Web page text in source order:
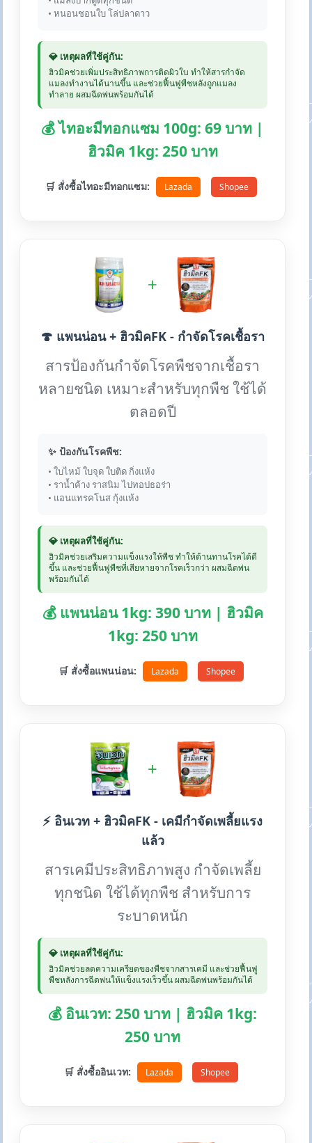
• หนอนชอนใบ โล่ปลาดาว
💎 เหตุผลที่ใช้คู่กัน:
ฮิวมิคช่วยเพิ่มประสิทธิภาพการติดผิวใบ ทำให้สารกำจัด
แมลงทำงานได้นานขึ้น และช่วยฟื้นฟูพืชหลังถูกแมลง
ทำลาย ผสมฉีดพ่นพร้อมกันได้
💰 ไทอะมีทอกแซม 100g: 69 บาท |
ฮิวมิค 1kg: 250 บาท
🛒 สั่งซื้อไทอะมีทอกแซม: Lazada Shopee
+
🍄 แพนน่อน + ฮิวมิคFK - กำจัดโรคเชื้อรา
สารป้องกันกำจัดโรคพืชจากเชื้อรา
หลายชนิด เหมาะสำหรับทุกพืช ใช้ได้
ตลอดปี
✨ ป้องกันโรคพืช:
• ใบไหม้ ใบจุด ใบติด กิ่งแห้ง
• ราน้ำค้าง ราสนิม ไปทอปธอร่า
• แอนแทรคโนส กุ้งแห้ง
💎 เหตุผลที่ใช้คู่กัน:
ฮิวมิคช่วยเสริมความแข็งแรงให้พืช ทำให้ต้านทานโรคได้ดี
ขึ้น และช่วยฟื้นฟูพืชที่เสียหายจากโรคเร็วกว่า ผสมฉีดพ่น
พร้อมกันได้
💰 แพนน่อน 1kg: 390 บาท | ฮิวมิค
1kg: 250 บาท
🛒 สั่งซื้อแพนน่อน: Lazada Shopee
+
⚡ อินเวท + ฮิวมิคFK - เคมีกำจัดเพลี้ยแรง
แล้ว
สารเคมีประสิทธิภาพสูง กำจัดเพลี้ย
ทุกชนิด ใช้ได้ทุกพืช สำหรับการ
ระบาดหนัก
💎 เหตุผลที่ใช้คู่กัน:
ฮิวมิคช่วยลดความเครียดของพืชจากสารเคมี และช่วยฟื้นฟู
พืชหลังการฉีดพ่นให้แข็งแรงเร็วขึ้น ผสมฉีดพ่นพร้อมกันได้
💰 อินเวท: 250 บาท | ฮิวมิค 1kg:
250 บาท
🛒 สั่งซื้ออินเวท: Lazada Shopee